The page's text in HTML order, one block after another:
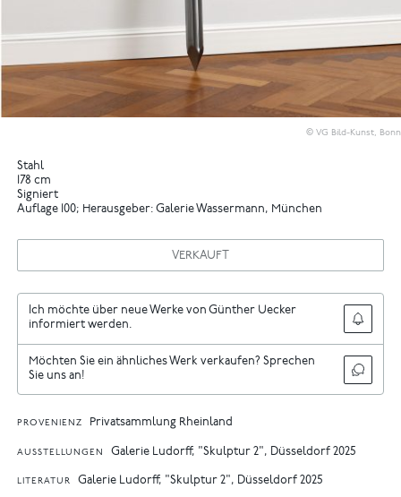
© VG Bild-Kunst, Bonn
Stahl
178 cm
Signiert
Auflage 100; Herausgeber: Galerie Wassermann, München
VERKAUFT
Ich möchte über neue Werke von Günther Uecker
informiert werden.
Möchten Sie ein ähnliches Werk verkaufen? Sprechen
Sie uns an!
PROVENIENZ Privatsammlung Rheinland
AUSSTELLUNGEN Galerie Ludorff, "Skulptur 2", Düsseldorf 2025
LITERATUR Galerie Ludorff, "Skulptur 2", Düsseldorf 2025